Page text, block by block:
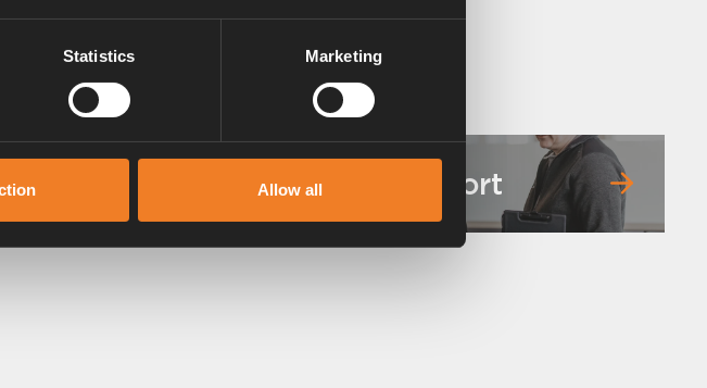
Statistics Marketing
Allow all
Service & support